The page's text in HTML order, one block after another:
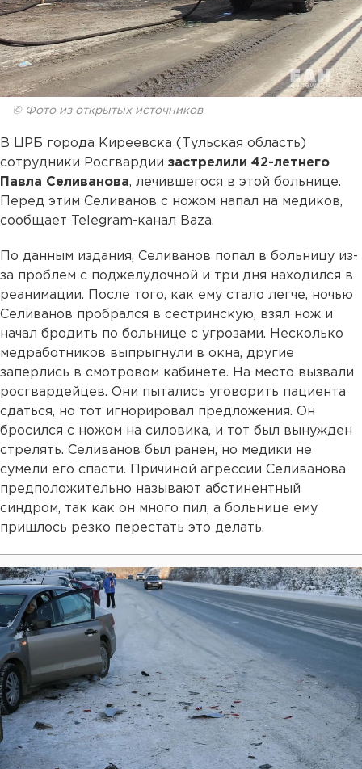
© Фото из открытых источников
В ЦРБ города Киреевска (Тульская область)
сотрудники Росгвардии застрелили 42-летнего
Павла Селиванова, лечившегося в этой больнице.
Перед этим Селиванов с ножом напал на медиков,
сообщает Telegram-канал Baza.
По данным издания, Селиванов попал в больницу из-
за проблем с поджелудочной и три дня находился в
реанимации. После того, как ему стало легче, ночью
Селиванов пробрался в сестринскую, взял нож и
начал бродить по больнице с угрозами. Несколько
медработников выпрыгнули в окна, другие
заперлись в смотровом кабинете. На место вызвали
росгвардейцев. Они пытались уговорить пациента
сдаться, но тот игнорировал предложения. Он
бросился с ножом на силовика, и тот был вынужден
стрелять. Селиванов был ранен, но медики не
сумели его спасти. Причиной агрессии Селиванова
предположительно называют абстинентный
синдром, так как он много пил, а больнице ему
пришлось резко перестать это делать.